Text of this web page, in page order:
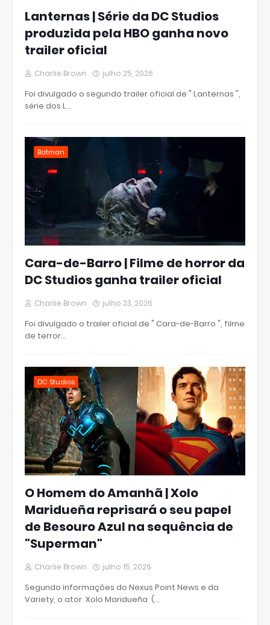
Lanternas | Série da DC Studios
produzida pela HBO ganha novo
trailer oficial
Charlie Brown julho 25, 2026
Foi divulgado o segundo trailer oficial de " Lanternas ",
série dos L…
Batman
Cara-de-Barro | Filme de horror da
DC Studios ganha trailer oficial
Charlie Brown julho 23, 2026
Foi divulgado o trailer oficial de " Cara-de-Barro ", filme
de terror…
DC Studios
O Homem do Amanhã | Xolo
Maridueña reprisará o seu papel
de Besouro Azul na sequência de
"Superman"
Charlie Brown julho 15, 2026
Segundo informações do Nexus Point News e da
Variety, o ator Xolo Maridueña (…